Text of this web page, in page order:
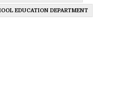
EDUCATION DEPARTMENT